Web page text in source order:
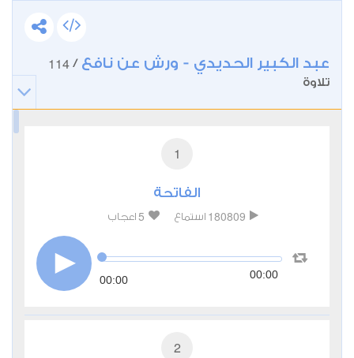
عبد الكبير الحديدي - ورش عن نافع /
114
تلاوة
1
الفاتحة
180809 استماع 5 اعجاب
00:00 00:00
2